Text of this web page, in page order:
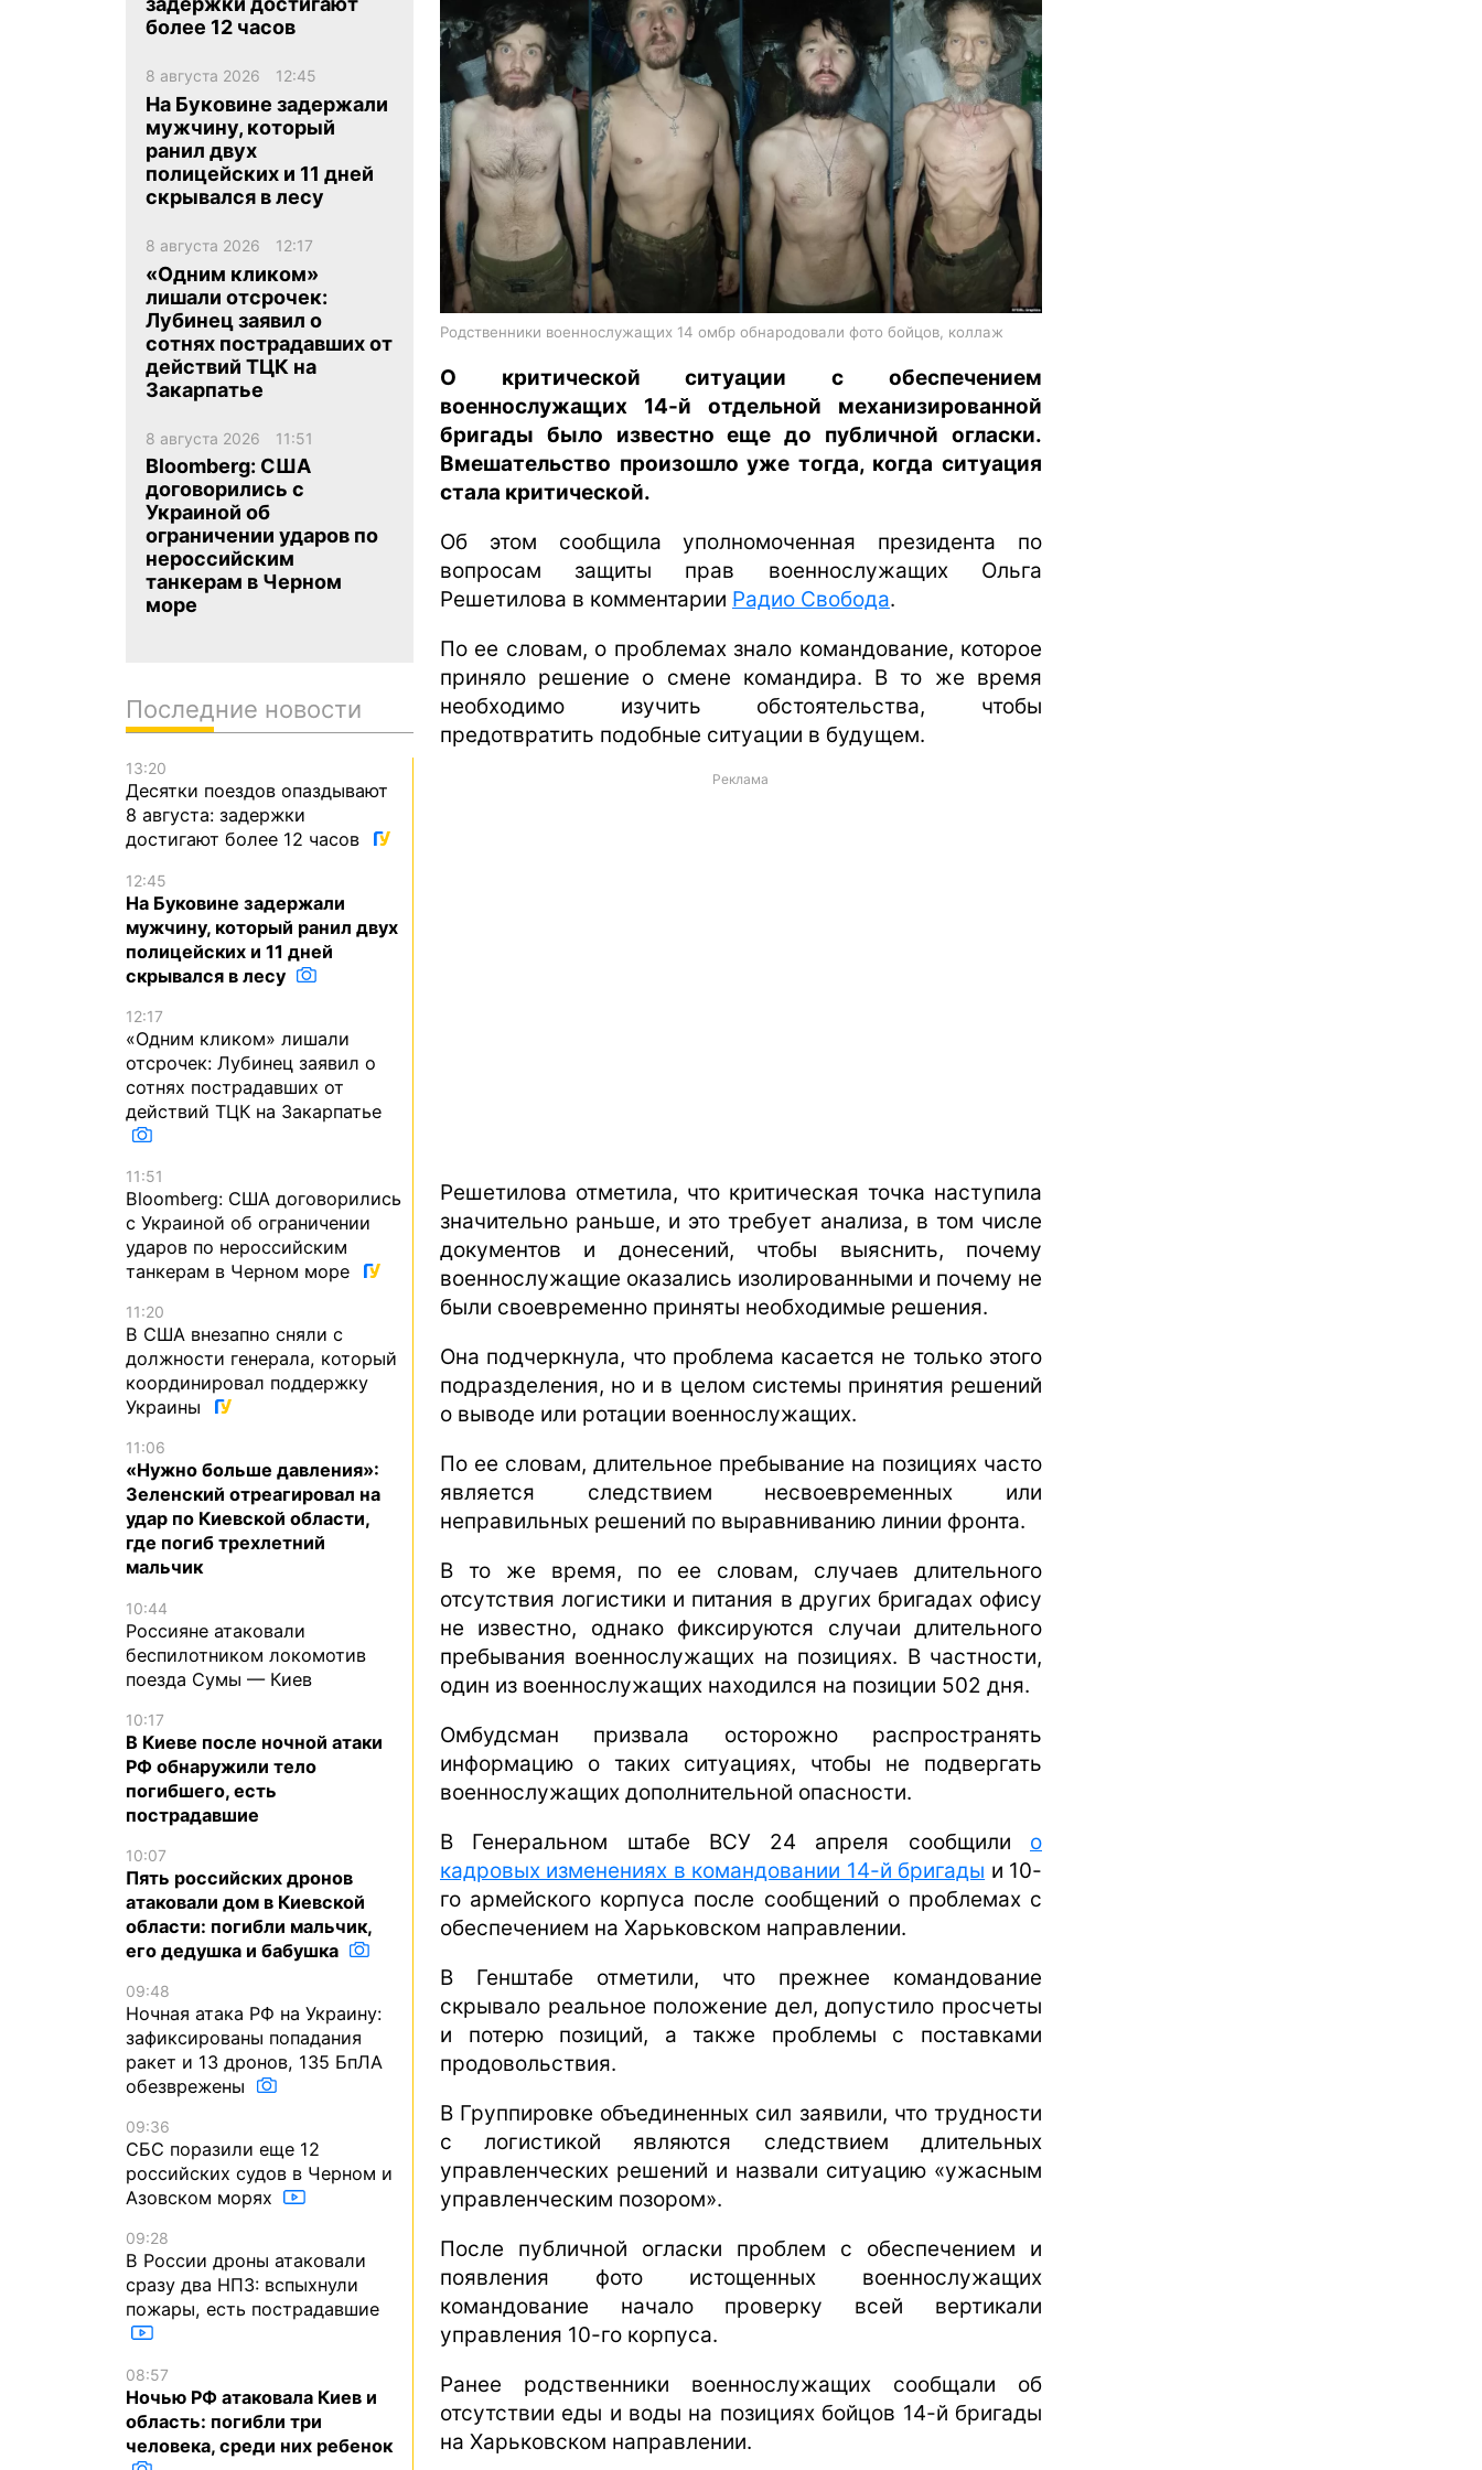
харьков
архив
gambling
en
Родственники военнослужащих 14 омбр обнародовали фото бойцов, коллаж
О критической ситуации с обеспечением
военнослужащих 14-й отдельной механизированной
бригады было известно еще до публичной огласки.
Вмешательство произошло уже тогда, когда ситуация
стала критической.
Об этом сообщила уполномоченная президента по
вопросам защиты прав военнослужащих Ольга
Решетилова в комментарии Радио Свобода.
По ее словам, о проблемах знало командование, которое
приняло решение о смене командира. В то же время
необходимо изучить обстоятельства, чтобы
предотвратить подобные ситуации в будущем.
Реклама
Решетилова отметила, что критическая точка наступила
значительно раньше, и это требует анализа, в том числе
документов и донесений, чтобы выяснить, почему
военнослужащие оказались изолированными и почему не
были своевременно приняты необходимые решения.
Она подчеркнула, что проблема касается не только этого
подразделения, но и в целом системы принятия решений
о выводе или ротации военнослужащих.
По ее словам, длительное пребывание на позициях часто
является следствием несвоевременных или
неправильных решений по выравниванию линии фронта.
В то же время, по ее словам, случаев длительного
отсутствия логистики и питания в других бригадах офису
не известно, однако фиксируются случаи длительного
пребывания военнослужащих на позициях. В частности,
один из военнослужащих находился на позиции 502 дня.
Омбудсман призвала осторожно распространять
информацию о таких ситуациях, чтобы не подвергать
военнослужащих дополнительной опасности.
В Генеральном штабе ВСУ 24 апреля сообщили о
кадровых изменениях в командовании 14-й бригады и 10-
го армейского корпуса после сообщений о проблемах с
обеспечением на Харьковском направлении.
В Генштабе отметили, что прежнее командование
скрывало реальное положение дел, допустило просчеты
и потерю позиций, а также проблемы с поставками
продовольствия.
В Группировке объединенных сил заявили, что трудности
с логистикой являются следствием длительных
управленческих решений и назвали ситуацию «ужасным
управленческим позором».
После публичной огласки проблем с обеспечением и
появления фото истощенных военнослужащих
командование начало проверку всей вертикали
управления 10-го корпуса.
Ранее родственники военнослужащих сообщали об
отсутствии еды и воды на позициях бойцов 14-й бригады
на Харьковском направлении.
более 12 часов
8 августа 2026 12:45
На Буковине задержали
мужчину, который
ранил двух
полицейских и 11 дней
скрывался в лесу
8 августа 2026 12:17
«Одним кликом»
лишали отсрочек:
Лубинец заявил о
сотнях пострадавших от
действий ТЦК на
Закарпатье
8 августа 2026 11:51
Bloomberg: США
договорились с
Украиной об
ограничении ударов по
нероссийским
танкерам в Черном
море
Последние новости
13:20
Десятки поездов опаздывают
8 августа: задержки
достигают более 12 часов
12:45
На Буковине задержали
мужчину, который ранил двух
полицейских и 11 дней
скрывался в лесу
12:17
«Одним кликом» лишали
отсрочек: Лубинец заявил о
сотнях пострадавших от
действий ТЦК на Закарпатье
11:51
Bloomberg: США договорились
с Украиной об ограничении
ударов по нероссийским
танкерам в Черном море
11:20
В США внезапно сняли с
должности генерала, который
координировал поддержку
Украины
11:06
«Нужно больше давления»:
Зеленский отреагировал на
удар по Киевской области,
где погиб трехлетний
мальчик
10:44
Россияне атаковали
беспилотником локомотив
поезда Сумы — Киев
10:17
В Киеве после ночной атаки
РФ обнаружили тело
погибшего, есть
пострадавшие
10:07
Пять российских дронов
атаковали дом в Киевской
области: погибли мальчик,
его дедушка и бабушка
09:48
Ночная атака РФ на Украину:
зафиксированы попадания
ракет и 13 дронов, 135 БпЛА
обезврежены
09:36
СБС поразили еще 12
российских судов в Черном и
Азовском морях
09:28
В России дроны атаковали
сразу два НПЗ: вспыхнули
пожары, есть пострадавшие
08:57
Ночью РФ атаковала Киев и
область: погибли три
человека, среди них ребенок